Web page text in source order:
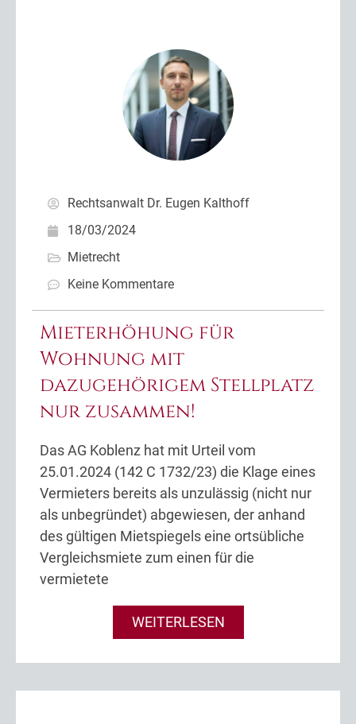
Rechtsanwalt Dr. Eugen Kalthoff
18/03/2024
Mietrecht
Keine Kommentare
Mieterhöhung für
Wohnung mit
dazugehörigem Stellplatz
nur zusammen!
Das AG Koblenz hat mit Urteil vom
25.01.2024 (142 C 1732/23) die Klage eines
Vermieters bereits als unzulässig (nicht nur
als unbegründet) abgewiesen, der anhand
des gültigen Mietspiegels eine ortsübliche
Vergleichsmiete zum einen für die
vermietete
WEITERLESEN